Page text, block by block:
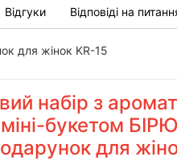
Відгуки Відповіді на
для жінок KR-15
набір з
міні-букетом
для